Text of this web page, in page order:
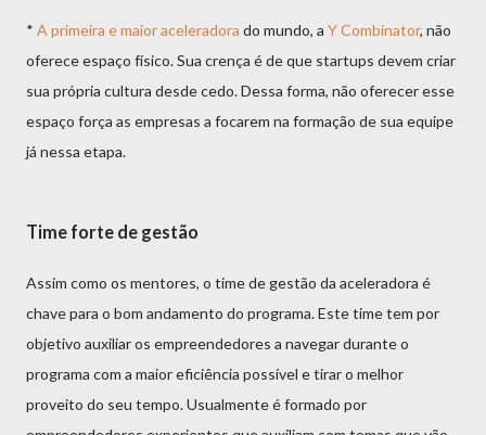
* A primeira e maior aceleradora do mundo, a Y Combinator, não
oferece espaço físico. Sua crença é de que startups devem criar
sua própria cultura desde cedo. Dessa forma, não oferecer esse
espaço força as empresas a focarem na formação de sua equipe
já nessa etapa.
Time forte de gestão
Assim como os mentores, o time de gestão da aceleradora é
chave para o bom andamento do programa. Este time tem por
objetivo auxiliar os empreendedores a navegar durante o
programa com a maior eficiência possível e tirar o melhor
proveito do seu tempo. Usualmente é formado por